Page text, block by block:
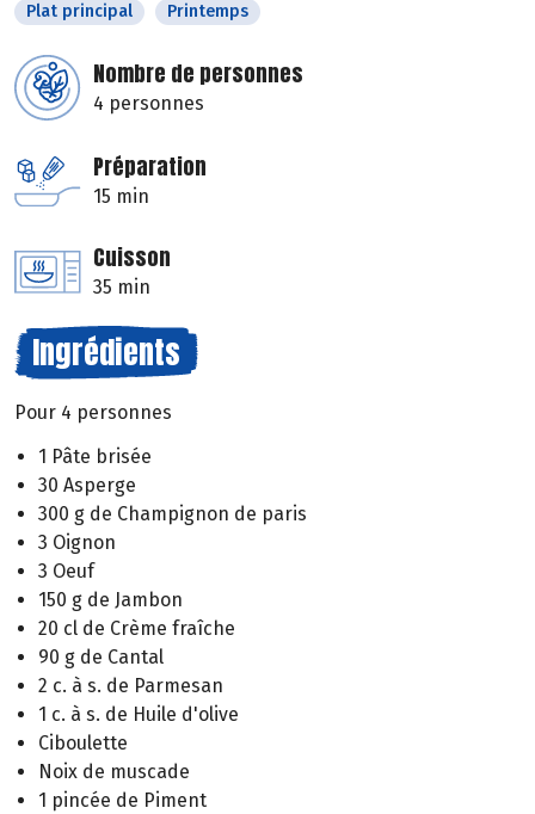
Plat principal Printemps
Nombre de personnes
4 personnes
Préparation
15 min
Cuisson
35 min
Ingrédients
Pour 4 personnes
1 Pâte brisée
30 Asperge
300 g de Champignon de paris
3 Oignon
3 Oeuf
150 g de Jambon
20 cl de Crème fraîche
90 g de Cantal
2 c. à s. de Parmesan
1 c. à s. de Huile d'olive
Ciboulette
Noix de muscade
1 pincée de Piment